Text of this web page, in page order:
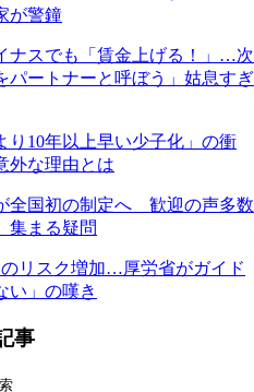
が警鐘
ナスでも「賃金上げる！」…次
パートナーと呼ぼう」姑息すぎ
り10年以上早い少子化」の衝
外な理由とは
全国初の制定へ 歓迎の声多数
集まる疑問
リスク増加…厚労省がガイド
い」の嘆き
事